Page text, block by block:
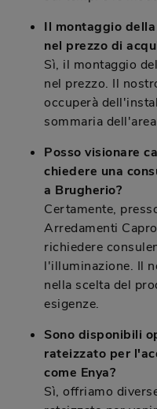
Il montaggio
nel prezzo di
Sì, il montaggio
nel prezzo. Il
occuperà
sommaria
Posso visionare
chiedere una
a Brugherio?
Certamente,
Arredamenti
richiedere
l'illuminazione. Il
nella scelta del
esigenze.
Sono disponibili
rateizzato per
come Enya?
Sì, offriamo